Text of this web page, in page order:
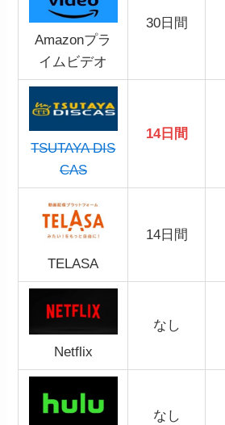
Amazonプラ
イムビデオ
30日間
TSUTAYA DIS
CAS
14日間
TELASA
14日間
Netflix
なし
なし